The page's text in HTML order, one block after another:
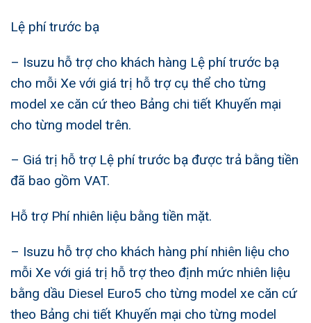
Lệ phí trước bạ
– Isuzu hỗ trợ cho khách hàng Lệ phí trước bạ
cho mỗi Xe với giá trị hỗ trợ cụ thể cho từng
model xe căn cứ theo Bảng chi tiết Khuyến mại
cho từng model trên.
– Giá trị hỗ trợ Lệ phí trước bạ được trả bằng tiền
đã bao gồm VAT.
Hỗ trợ Phí nhiên liệu bằng tiền mặt.
– Isuzu hỗ trợ cho khách hàng phí nhiên liệu cho
mỗi Xe với giá trị hỗ trợ theo định mức nhiên liệu
bằng dầu Diesel Euro5 cho từng model xe căn cứ
theo Bảng chi tiết Khuyến mại cho từng model